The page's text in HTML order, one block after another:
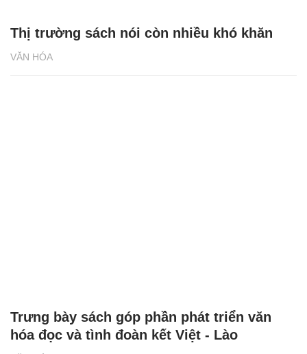
VĂN HÓA
Thị trường sách nói còn nhiều khó khăn
Trưng bày sách góp phần phát triển văn
hóa đọc và tình đoàn kết Việt - Lào